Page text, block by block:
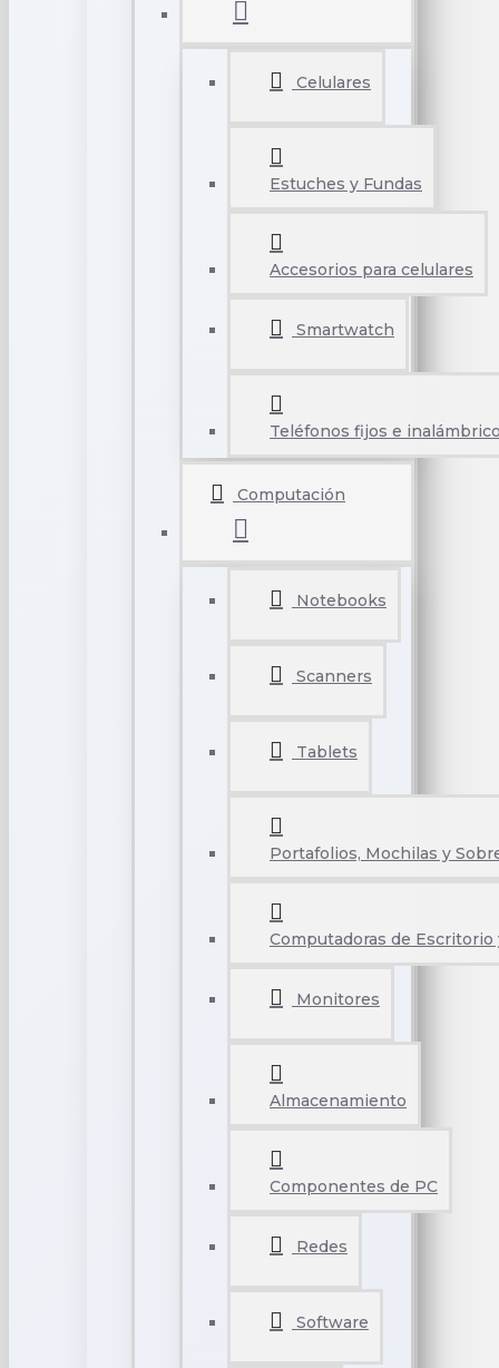
Celulares
Estuches y Fundas
Accesorios para celulares
Smartwatch
Teléfonos fijos e
Computación
Notebooks
Scanners
Tablets
Portafolios, Mochilas y
Computadoras de Escritorio
Monitores
Almacenamiento
Componentes de PC
Redes
Software